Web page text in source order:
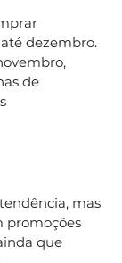
dezembro.
de
mas
promoções
que